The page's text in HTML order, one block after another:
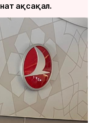
ақсақал.